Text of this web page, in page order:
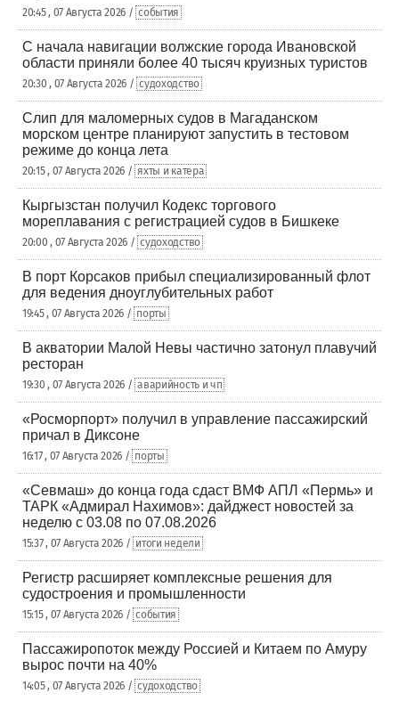
20:45 , 07 Августа 2026 / события
С начала навигации волжские города Ивановской
области приняли более 40 тысяч круизных туристов
20:30 , 07 Августа 2026 / судоходство
Слип для маломерных судов в Магаданском
морском центре планируют запустить в тестовом
режиме до конца лета
20:15 , 07 Августа 2026 / яхты и катера
Кыргызстан получил Кодекс торгового
мореплавания с регистрацией судов в Бишкеке
20:00 , 07 Августа 2026 / судоходство
В порт Корсаков прибыл специализированный флот
для ведения дноуглубительных работ
19:45 , 07 Августа 2026 / порты
В акватории Малой Невы частично затонул плавучий
ресторан
19:30 , 07 Августа 2026 / аварийность и чп
«Росморпорт» получил в управление пассажирский
причал в Диксоне
16:17 , 07 Августа 2026 / порты
«Севмаш» до конца года сдаст ВМФ АПЛ «Пермь» и
ТАРК «Адмирал Нахимов»: дайджест новостей за
неделю с 03.08 по 07.08.2026
15:37 , 07 Августа 2026 / итоги недели
Регистр расширяет комплексные решения для
судостроения и промышленности
15:15 , 07 Августа 2026 / события
Пассажиропоток между Россией и Китаем по Амуру
вырос почти на 40%
14:05 , 07 Августа 2026 / судоходство